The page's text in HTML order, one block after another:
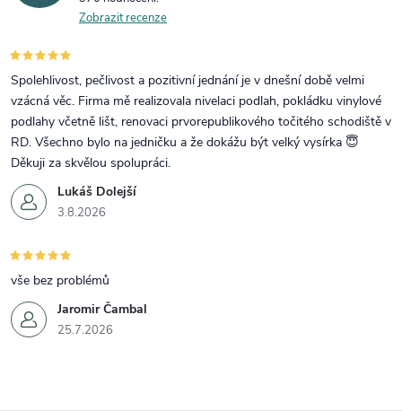
Zobrazit recenze
Lukáš Dolejší
3.8.2026
Spolehlivost, pečlivost a pozitivní jednání je v dnešní době velmi
vzácná věc. Firma mě realizovala nivelaci podlah, pokládku vinylové
podlahy včetně lišt, renovaci prvorepublikového točitého schodiště v
RD. Všechno bylo na jedničku a že dokážu být velký vysírka 😇
Děkuji za skvělou spolupráci.
Jaromir Čambal
25.7.2026
vše bez problémů